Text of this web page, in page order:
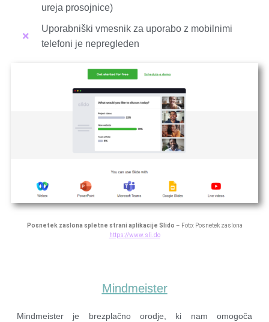
ureja prosojnice)
Uporabniški vmesnik za uporabo z mobilnimi
telefoni je nepregleden
Posnetek zaslona spletne strani aplikacije Slido – Foto: Posnetek zaslona
https://www.sli.do
Mindmeister
Mindmeister je brezplačno orodje, ki nam omogoča